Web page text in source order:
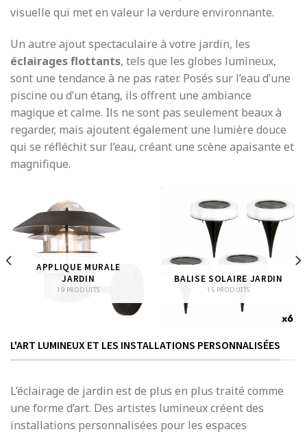
visuelle qui met en valeur la verdure environnante.
Un autre ajout spectaculaire à votre jardin, les
éclairages flottants, tels que les globes lumineux,
sont une tendance à ne pas rater. Posés sur l’eau d’une
piscine ou d’un étang, ils offrent une ambiance
magique et calme. Ils ne sont pas seulement beaux à
regarder, mais ajoutent également une lumière douce
qui se réfléchit sur l’eau, créant une scène apaisante et
magnifique.
APPLIQUE MURALE
JARDIN
19 PRODUITS
BALISE SOLAIRE JARDIN
15 PRODUITS
L'ART LUMINEUX ET LES INSTALLATIONS PERSONNALISÉES
L’éclairage de jardin est de plus en plus traité comme
une forme d’art. Des artistes lumineux créent des
installations personnalisées pour les espaces